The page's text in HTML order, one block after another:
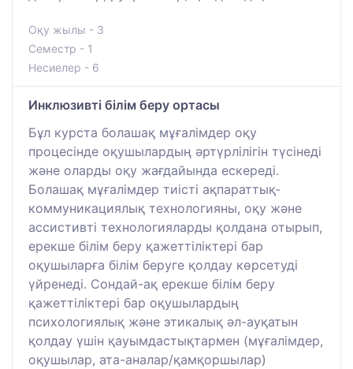
Оқу жылы - 3
Семестр - 1
Несиелер - 6
Инклюзивті білім беру ортасы
Бұл курста болашақ мұғалімдер оқу
процесінде оқушылардың әртүрлілігін түсінеді
және оларды оқу жағдайында ескереді.
Болашақ мұғалімдер тиісті ақпараттық-
коммуникациялық технологияны, оқу және
ассистивті технологияларды қолдана отырып,
ерекше білім беру қажеттіліктері бар
оқушыларға білім беруге қолдау көрсетуді
үйренеді. Сондай-ақ ерекше білім беру
қажеттіліктері бар оқушылардың
психологиялық және этикалық әл-ауқатын
қолдау үшін қауымдастықтармен (мұғалімдер,
оқушылар, ата-аналар/қамқоршылар)